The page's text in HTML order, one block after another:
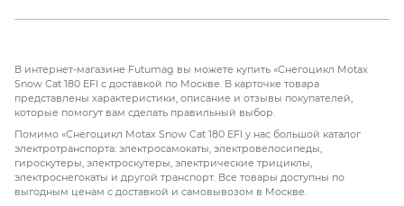
4-тактный бензиновый SOHC
Одноцилиндровый
Мощность двигателя 11,8 л.с.
Максимальная мощность 11/7000
Макс. крутящий момент 12,8 Нм
В интернет-магазине Futumag вы можете купить «Снегоцикл Motax
Snow Cat 180 EFI с доставкой по Москве. В карточке товара
представлены характеристики, описание и отзывы покупателей,
которые помогут вам сделать правильный выбор.
Помимо «Снегоцикл Motax Snow Cat 180 EFI у нас большой каталог
электротранспорта: электросамокаты, электровелосипеды,
гироскутеры, электроскутеры, электрические трициклы,
электроснегокаты и другой транспорт. Все товары доступны по
выгодным ценам с доставкой и самовывозом в Москве.